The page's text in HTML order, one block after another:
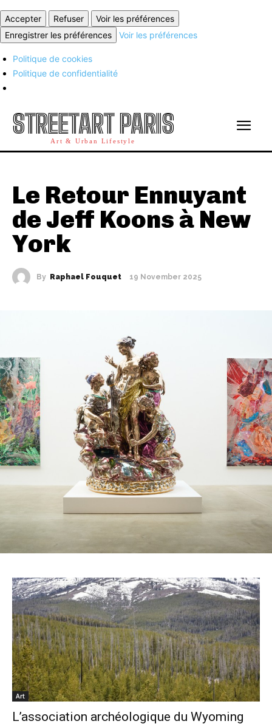
Accepter Refuser
Voir les préférences
Enregistrer les préférences
Voir les préférences
Politique de cookies
Politique de confidentialité
STREETART PARIS
Art & Urban Lifestyle
Le Retour Ennuyant
de Jeff Koons à New
York
By Raphael Fouquet 19 November 2025
Art
L’association archéologique du Wyoming